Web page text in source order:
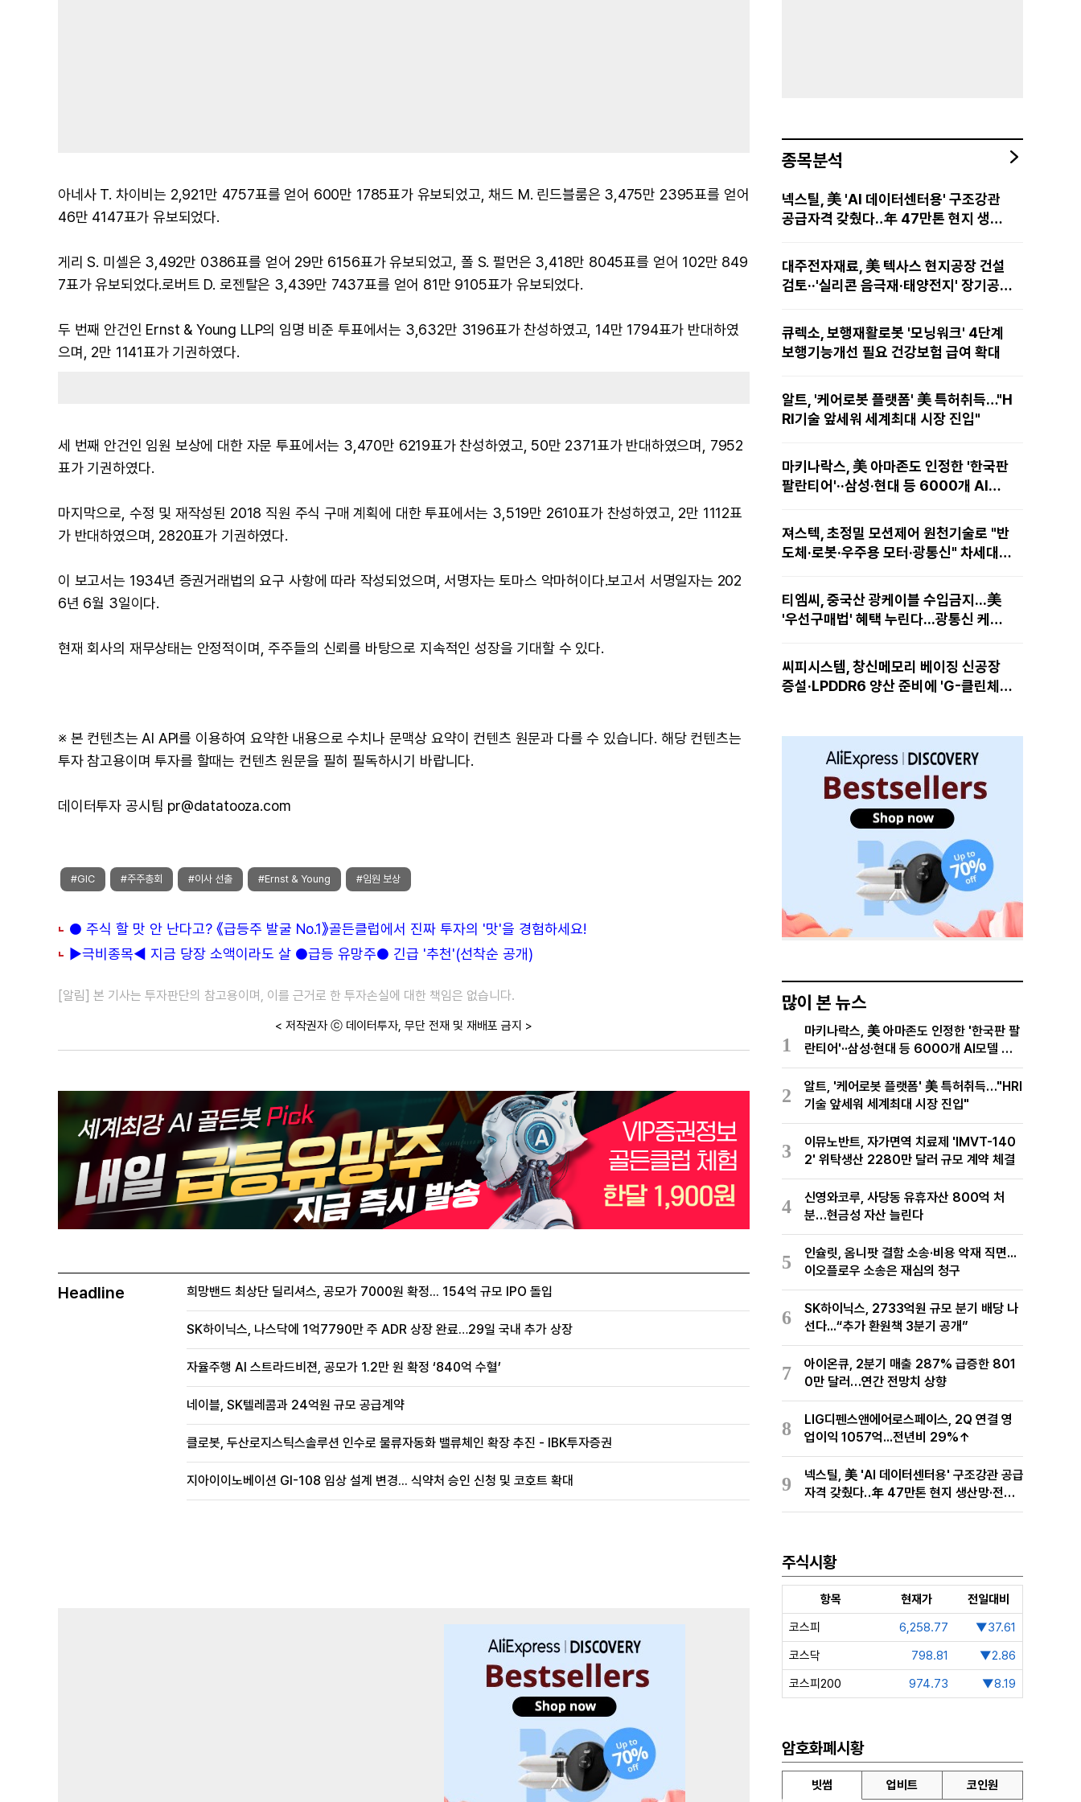
아네사 T. 차이비는 2,921만 4757표를 얻어 600만 1785표가 유보되었고, 채드 M. 린드블룸은 3,475만 2395표를 얻어
46만 4147표가 유보되었다.
게리 S. 미셸은 3,492만 0386표를 얻어 29만 6156표가 유보되었고, 폴 S. 펄먼은 3,418만 8045표를 얻어 102만 849
7표가 유보되었다.로버트 D. 로젠탈은 3,439만 7437표를 얻어 81만 9105표가 유보되었다.
두 번째 안건인 Ernst & Young LLP의 임명 비준 투표에서는 3,632만 3196표가 찬성하였고, 14만 1794표가 반대하였
으며, 2만 1141표가 기권하였다.
세 번째 안건인 임원 보상에 대한 자문 투표에서는 3,470만 6219표가 찬성하였고, 50만 2371표가 반대하였으며, 7952
표가 기권하였다.
마지막으로, 수정 및 재작성된 2018 직원 주식 구매 계획에 대한 투표에서는 3,519만 2610표가 찬성하였고, 2만 1112표
가 반대하였으며, 2820표가 기권하였다.
이 보고서는 1934년 증권거래법의 요구 사항에 따라 작성되었으며, 서명자는 토마스 악마허이다.보고서 서명일자는 202
6년 6월 3일이다.
현재 회사의 재무상태는 안정적이며, 주주들의 신뢰를 바탕으로 지속적인 성장을 기대할 수 있다.
※ 본 컨텐츠는 AI API를 이용하여 요약한 내용으로 수치나 문맥상 요약이 컨텐츠 원문과 다를 수 있습니다. 해당 컨텐츠는
투자 참고용이며 투자를 할때는 컨텐츠 원문을 필히 필독하시기 바랍니다.
데이터투자 공시팀 pr@datatooza.com
#GIC #주주총회 #이사 선출 #Ernst & Young #임원 보상
● 주식 할 맛 안 난다고? 《급등주 발굴 No.1》골든클럽에서 진짜 투자의 '맛'을 경험하세요!
▶극비종목◀ 지금 당장 소액이라도 살 ●급등 유망주● 긴급 '추천'(선착순 공개)
[알림] 본 기사는 투자판단의 참고용이며, 이를 근거로 한 투자손실에 대한 책임은 없습니다.
< 저작권자 ⓒ 데이터투자, 무단 전재 및 재배포 금지 >
Headline 희망밴드 최상단 딜리셔스, 공모가 7000원 확정... 154억 규모 IPO 돌입
SK하이닉스, 나스닥에 1억7790만 주 ADR 상장 완료…29일 국내 추가 상장
자율주행 AI 스트라드비젼, 공모가 1.2만 원 확정 ‘840억 수혈’
네이블, SK텔레콤과 24억원 규모 공급계약
클로봇, 두산로지스틱스솔루션 인수로 물류자동화 밸류체인 확장 추진 - IBK투자증권
지아이이노베이션 GI-108 임상 설계 변경... 식약처 승인 신청 및 코호트 확대
종목분석
넥스틸, 美 'AI 데이터센터용' 구조강관
공급자격 갖췄다‥年 47만톤 현지 생산
대주전자재료, 美 텍사스 현지공장 건설
검토··'실리콘 음극재·태양전지' 장기공급
큐렉소, 보행재활로봇 '모닝워크' 4단계
보행기능개선 필요 건강보험 급여 확대
알트, '케어로봇 플랫폼' 美 특허취득…"H
RI기술 앞세워 세계최대 시장 진입"
마키나락스, 美 아마존도 인정한 '한국판
팔란티어'··삼성·현대 등 6000개 AI모
져스텍, 초정밀 모션제어 원천기술로 "반
도체·로봇·우주용 모터·광통신" 차세대
티엠씨, 중국산 광케이블 수입금지...美
'우선구매법' 혜택 누린다...광통신 케이
씨피시스템, 창신메모리 베이징 신공장
증설·LPDDR6 양산 준비에 'G-클린체
많이 본 뉴스
1
마키나락스, 美 아마존도 인정한 '한국판 팔
란티어'··삼성·현대 등 6000개 AI모델 현
장적용
2
알트, '케어로봇 플랫폼' 美 특허취득…"HRI
기술 앞세워 세계최대 시장 진입"
3
이뮤노반트, 자가면역 치료제 'IMVT-140
2' 위탁생산 2280만 달러 규모 계약 체결
4
신영와코루, 사당동 유휴자산 800억 처
분…현금성 자산 늘린다
5
인슐릿, 옴니팟 결함 소송·비용 악재 직면...
이오플로우 소송은 재심의 청구
6
SK하이닉스, 2733억원 규모 분기 배당 나
선다...“추가 환원책 3분기 공개”
7
아이온큐, 2분기 매출 287% 급증한 801
0만 달러…연간 전망치 상향
8
LIG디펜스앤에어로스페이스, 2Q 연결 영
업이익 1057억...전년비 29%↑
9
넥스틸, 美 'AI 데이터센터용' 구조강관 공급
자격 갖췄다‥年 47만톤 현지 생산망·전미
유통망 구축
주식시황
항목 현재가
전일대비
코스피
6,258.77
▼37.61
코스닥
798.81
▼2.86
코스피200
974.73 ▼8.19
암호화폐시황
빗썸 업비트 코인원